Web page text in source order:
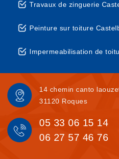
Travaux de zinguerie
Peinture sur toiture
Impermeabilisation de
14 chemin canto
31120 Roques
05 33 06 15 14
06 27 57 46 76